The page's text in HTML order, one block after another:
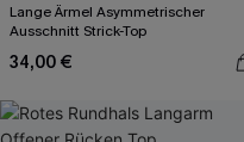
Lange Ärmel Asymmetrischer
Ausschnitt Strick-Top
34,00 €